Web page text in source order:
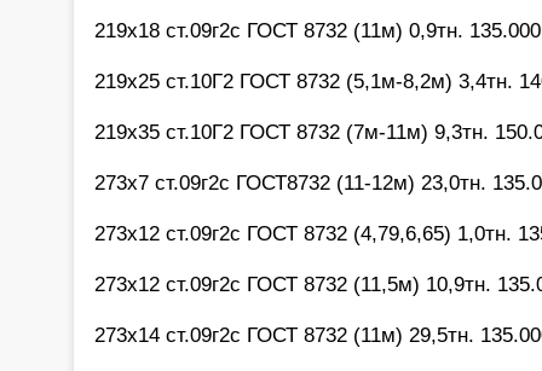
219х18 ст.09г2с ГОСТ 8732 (11м) 0,9тн.
219х25 ст.10Г2 ГОСТ 8732 (5,1м-8,2м) 3,4тн.
219х35 ст.10Г2 ГОСТ 8732 (7м-11м) 9,3тн.
273х7 ст.09г2с ГОСТ8732 (11-12м) 23,0тн.
273х12 ст.09г2с ГОСТ 8732 (4,79,6,65) 1,0тн.
273х12 ст.09г2с ГОСТ 8732 (11,5м) 10,9тн.
273х14 ст.09г2с ГОСТ 8732 (11м) 29,5тн.